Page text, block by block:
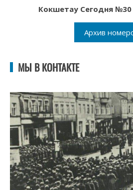
Кокшетау Сегодня №30
Архив
МЫ В КОНТАКТЕ